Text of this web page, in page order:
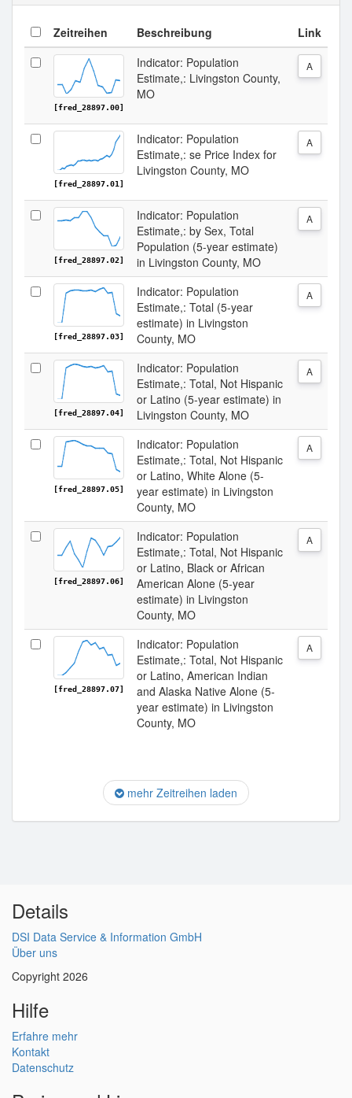
Zeitreihen Beschreibung Link
[fred_28897.00]
Indicator: Population
Estimate,: Livingston County,
MO
A
[fred_28897.01]
Indicator: Population
Estimate,: se Price Index for
Livingston County, MO
A
[fred_28897.02]
Indicator: Population
Estimate,: by Sex, Total
Population (5-year estimate)
in Livingston County, MO
A
[fred_28897.03]
Indicator: Population
Estimate,: Total (5-year
estimate) in Livingston
County, MO
A
[fred_28897.04]
Indicator: Population
Estimate,: Total, Not Hispanic
or Latino (5-year estimate) in
Livingston County, MO
A
[fred_28897.05]
Indicator: Population
Estimate,: Total, Not Hispanic
or Latino, White Alone (5-
year estimate) in Livingston
County, MO
A
[fred_28897.06]
Indicator: Population
Estimate,: Total, Not Hispanic
or Latino, Black or African
American Alone (5-year
estimate) in Livingston
County, MO
A
[fred_28897.07]
Indicator: Population
Estimate,: Total, Not Hispanic
or Latino, American Indian
and Alaska Native Alone (5-
year estimate) in Livingston
County, MO
A
mehr Zeitreihen laden
Details
DSI Data Service & Information GmbH
Über uns
Copyright 2026
Hilfe
Erfahre mehr
Kontakt
Datenschutz